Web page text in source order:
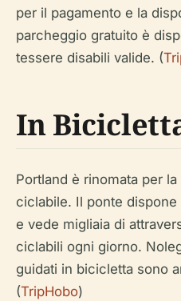
per il pagamento e la
parcheggio gratuito è
tessere disabili valide. (
In
Portland è rinomata per
ciclabile. Il ponte
e vede migliaia di
ciclabili ogni giorno.
guidati in bicicletta sono
(TripHobo)